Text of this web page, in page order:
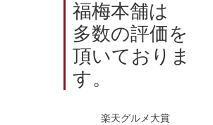
福梅本舗は
多数の評価を
頂いておりま
す。
楽天グルメ大賞